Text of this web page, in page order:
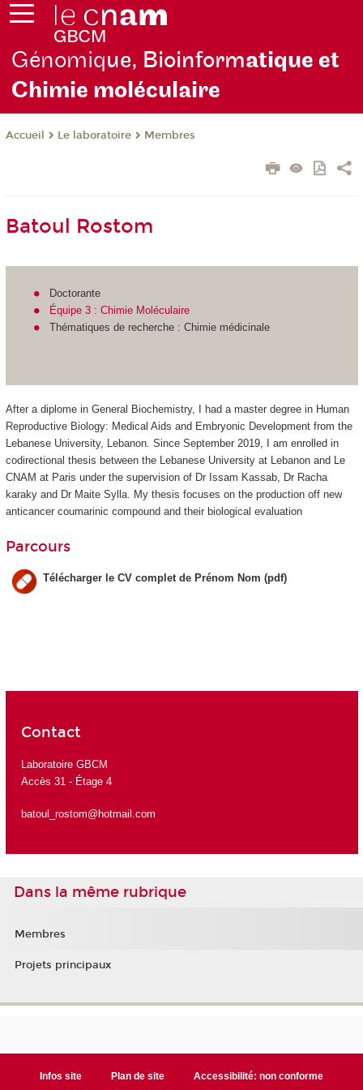
Génomique, Bioinformatique et
Chimie moléculaire
Accueil Le laboratoire Membres
Batoul Rostom
Doctorante
Équipe 3 : Chimie Moléculaire
Thématiques de recherche : Chimie médicinale
After a diplome in General Biochemistry, I had a master degree in Human
Reproductive Biology: Medical Aids and Embryonic Development from the
Lebanese University, Lebanon. Since September 2019, I am enrolled in
codirectional thesis between the Lebanese University at Lebanon and Le
CNAM at Paris under the supervision of Dr Issam Kassab, Dr Racha
karaky and Dr Maite Sylla. My thesis focuses on the production off new
anticancer coumarinic compound and their biological evaluation
Parcours
Télécharger le CV complet de Prénom Nom (pdf)
Contact
Laboratoire GBCM
Accès 31 - Étage 4
batoul_rostom@hotmail.com
Dans la même rubrique
Membres
Projets principaux
Infos site Plan de site Accessibilité: non conforme